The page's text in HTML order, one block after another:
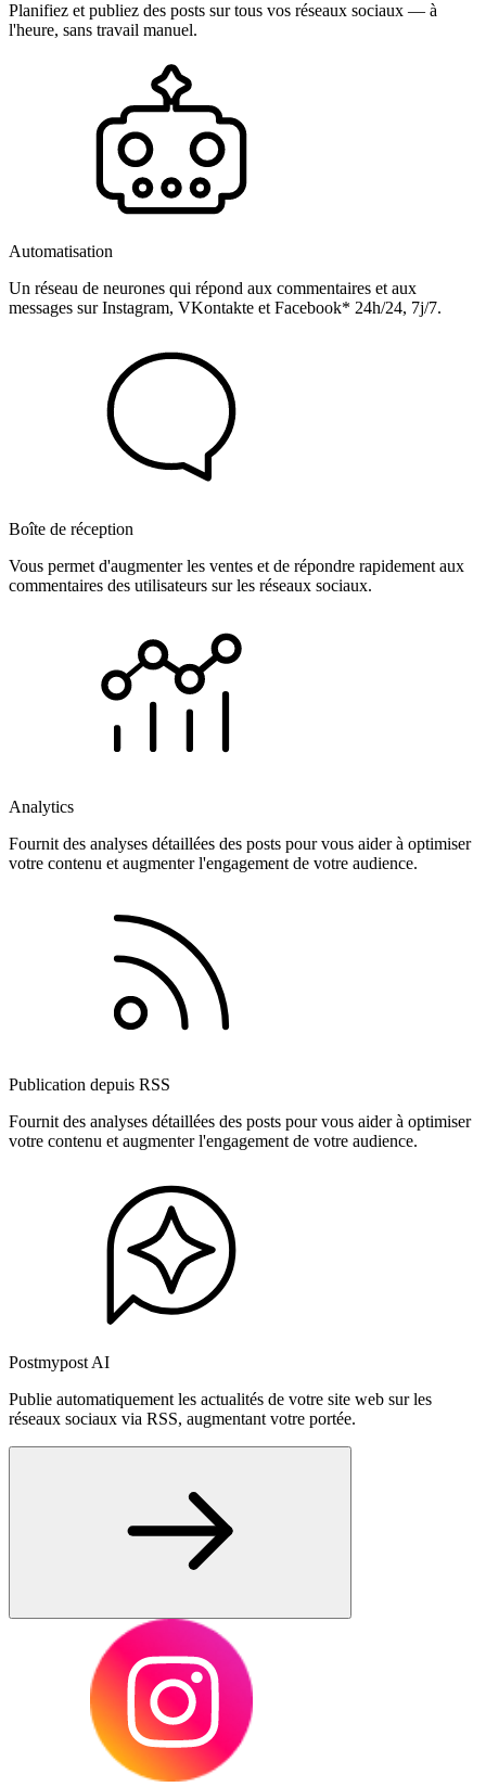
Planifiez et publiez des posts sur tous vos réseaux sociaux — à
l'heure, sans travail manuel.
Automatisation
Un réseau de neurones qui répond aux commentaires et aux
messages sur Instagram, VKontakte et Facebook* 24h/24, 7j/7.
Boîte de réception
Vous permet d'augmenter les ventes et de répondre rapidement aux
commentaires des utilisateurs sur les réseaux sociaux.
Analytics
Fournit des analyses détaillées des posts pour vous aider à optimiser
votre contenu et augmenter l'engagement de votre audience.
Publication depuis RSS
Fournit des analyses détaillées des posts pour vous aider à optimiser
votre contenu et augmenter l'engagement de votre audience.
Postmypost AI
Publie automatiquement les actualités de votre site web sur les
réseaux sociaux via RSS, augmentant votre portée.